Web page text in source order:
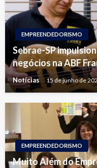
EMPREENDEDORISMO
Sebrae-SP
negócios na ABF
Notícias 15 de junho de
EMPREENDEDORISMO
Muito Além do